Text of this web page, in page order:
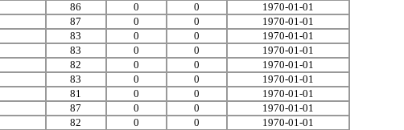
86
0 0
1970-01-01
87
0 0
1970-01-01
83
0 0
1970-01-01
83
0 0
1970-01-01
82
0 0
1970-01-01
83
0 0
1970-01-01
81
0 0
1970-01-01
87
0 0
1970-01-01
82
0 0
1970-01-01